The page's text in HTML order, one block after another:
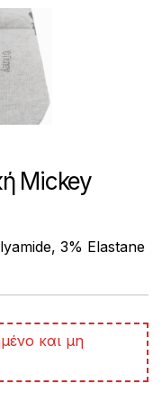
Mickey
3% Elastane
και μη